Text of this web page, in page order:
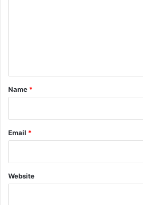
*
Name *
Email *
Website